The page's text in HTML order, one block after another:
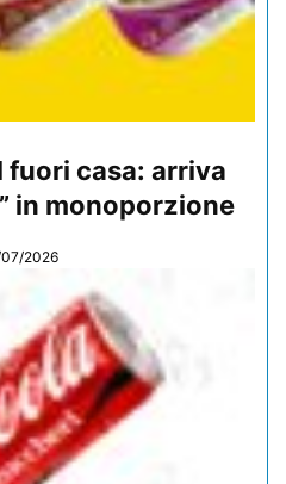
fuori casa: arriva
in monoporzione
2026